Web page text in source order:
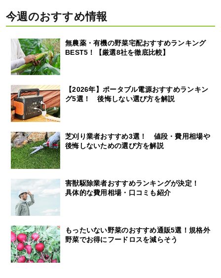
今週のおすすめ情報
無農薬・有機の野菜宅配おすすめランキング
BEST5！【厳選8社を徹底比較】
【2026年】ポータブル電源おすすめランキン
グ5選！ 後悔しない選び方を解説
芝刈り業者おすすめ3選！ 値段・費用相場や
後悔しないための選び方を解説
害獣駆除業者おすすめランキングが決定！
具体的な費用相場・口コミも紹介
もったいない野菜のおすすめ通販5選！規格外
野菜でお得にフードロスを減らそう